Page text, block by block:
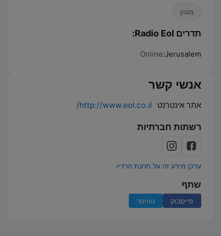
מגוון
תדרים Radio Eol:
Jerusalem:
Online
אנשי קשר
אתר אינטרנט http://www.eol.co.il/
רשתות חברתיות
עדכן מידע זה על תחנת הרדיו
שתף
פייסבוק טוויטר